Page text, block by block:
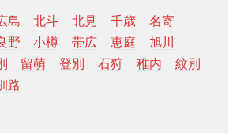
島 北斗 北見 千歳
名寄
野 小樽 帯広 恵庭
旭川
留萌 登別 石狩 稚内
紋別
路